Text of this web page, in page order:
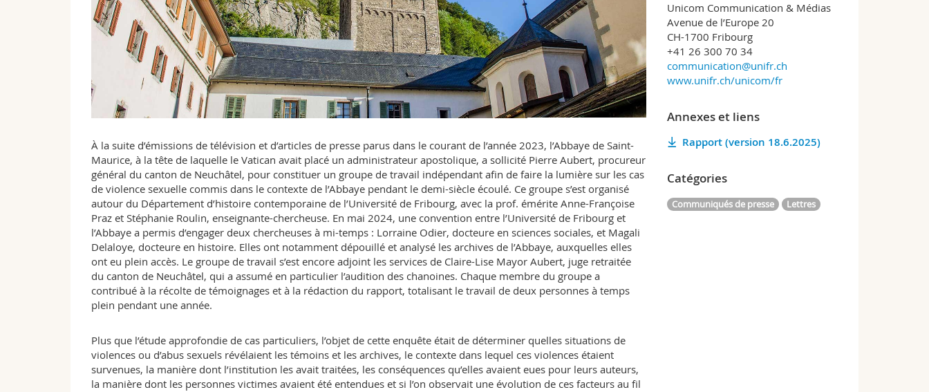
À la suite d’émissions de télévision et d’articles de presse parus dans le courant de l’année 2023, l’Abbaye de Saint-
Maurice, à la tête de laquelle le Vatican avait placé un administrateur apostolique, a sollicité Pierre Aubert, procureur
général du canton de Neuchâtel, pour constituer un groupe de travail indépendant afin de faire la lumière sur les cas
de violence sexuelle commis dans le contexte de l’Abbaye pendant le demi-siècle écoulé. Ce groupe s’est organisé
autour du Département d’histoire contemporaine de l’Université de Fribourg, avec la prof. émérite Anne-Françoise
Praz et Stéphanie Roulin, enseignante-chercheuse. En mai 2024, une convention entre l’Université de Fribourg et
l’Abbaye a permis d’engager deux chercheuses à mi-temps : Lorraine Odier, docteure en sciences sociales, et Magali
Delaloye, docteure en histoire. Elles ont notamment dépouillé et analysé les archives de l’Abbaye, auxquelles elles
ont eu plein accès. Le groupe de travail s’est encore adjoint les services de Claire-Lise Mayor Aubert, juge retraitée
du canton de Neuchâtel, qui a assumé en particulier l’audition des chanoines. Chaque membre du groupe a
contribué à la récolte de témoignages et à la rédaction du rapport, totalisant le travail de deux personnes à temps
plein pendant une année.
Plus que l’étude approfondie de cas particuliers, l’objet de cette enquête était de déterminer quelles situations de
violences ou d’abus sexuels révélaient les témoins et les archives, le contexte dans lequel ces violences étaient
survenues, la manière dont l’institution les avait traitées, les conséquences qu’elles avaient eues pour leurs auteurs,
la manière dont les personnes victimes avaient été entendues et si l’on observait une évolution de ces facteurs au fil
Unicom Communication & Médias
Avenue de l’Europe 20
CH-1700 Fribourg
+41 26 300 70 34
communication@unifr.ch
www.unifr.ch/unicom/fr
Annexes et liens
Rapport (version 18.6.2025)
Catégories
Communiqués de presse Lettres